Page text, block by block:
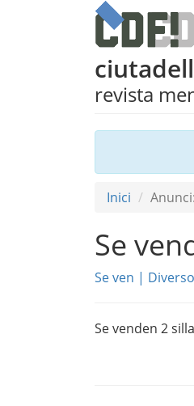
revista
Inici
Se
Se ven |
Se venden 2